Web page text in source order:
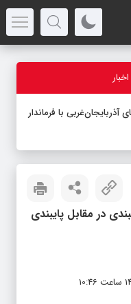
با فرماندار
در مقابل پایبندی